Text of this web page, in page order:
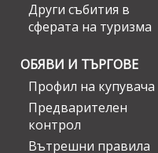
Други събития в
сферата на туризма
ОБЯВИ И ТЪРГОВЕ
Профил на купувача
Предварителен
контрол
Вътрешни правила